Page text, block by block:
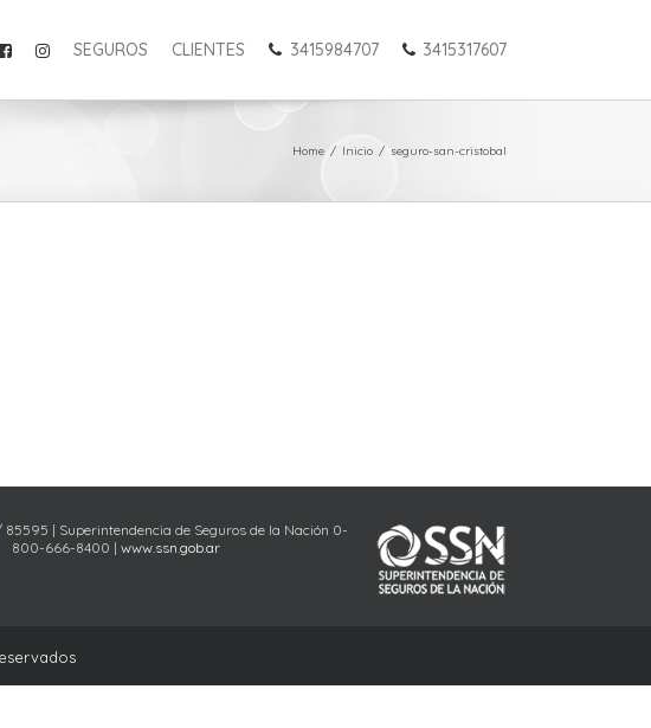
SEGUROS CLIENTES 3415984707 3415317607
Home / Inicio / seguro-san-cristobal
| Superintendencia de Seguros de la Nación 0-
800-666-8400 | www.ssn.gob.ar